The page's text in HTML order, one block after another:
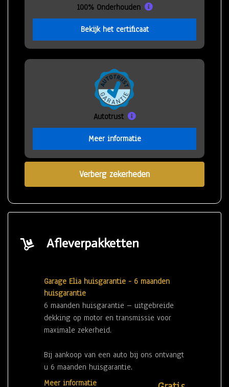
100% Onderhouden
Bekijk het certificaat
Autotrust
Meer informatie
Verberg zekerheden
Afleverpakketten
Garage Elia huisgarantie - 6 maanden
huisgarantie
6 maanden huisgarantie – uitgebreide
dekking op motor en transmissie voor
maximale zekerheid.
Bij aankoop van een auto bij ons ontvangt
u 6 maanden huisgarantie.
Deze garantie biedt uitgebreide dekking
Meer informatie